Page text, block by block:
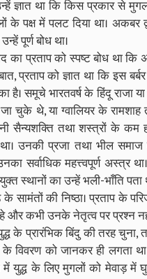
ज्ञात था कि किस प्रकार से
के पक्ष में पलट दिया था। अकबर
पूर्ण बोध था।
का प्रताप को स्पष्ट बोध था
प्रताप को ज्ञात था कि इस
समूचे भारतवर्ष के हिंदू राजा
चुके थे, या ग्वालियर के रामशाह
सैन्यशक्ति तथा शस्त्रों के कम
उनकी प्रजा तथा भील
सर्वाधिक महत्त्वपूर्ण अस्त्र
स्थानों का उन्हें भली-भाँति पता
के सामंतों की निष्ठा। प्रताप के
और कभी उनके नेतृत्व पर प्रश्न
प्रारंभिक बिंदु की तरह चुना,
विवरण को जानकर ही लगता
युद्ध के लिए मुगलों को मेवाड़ में